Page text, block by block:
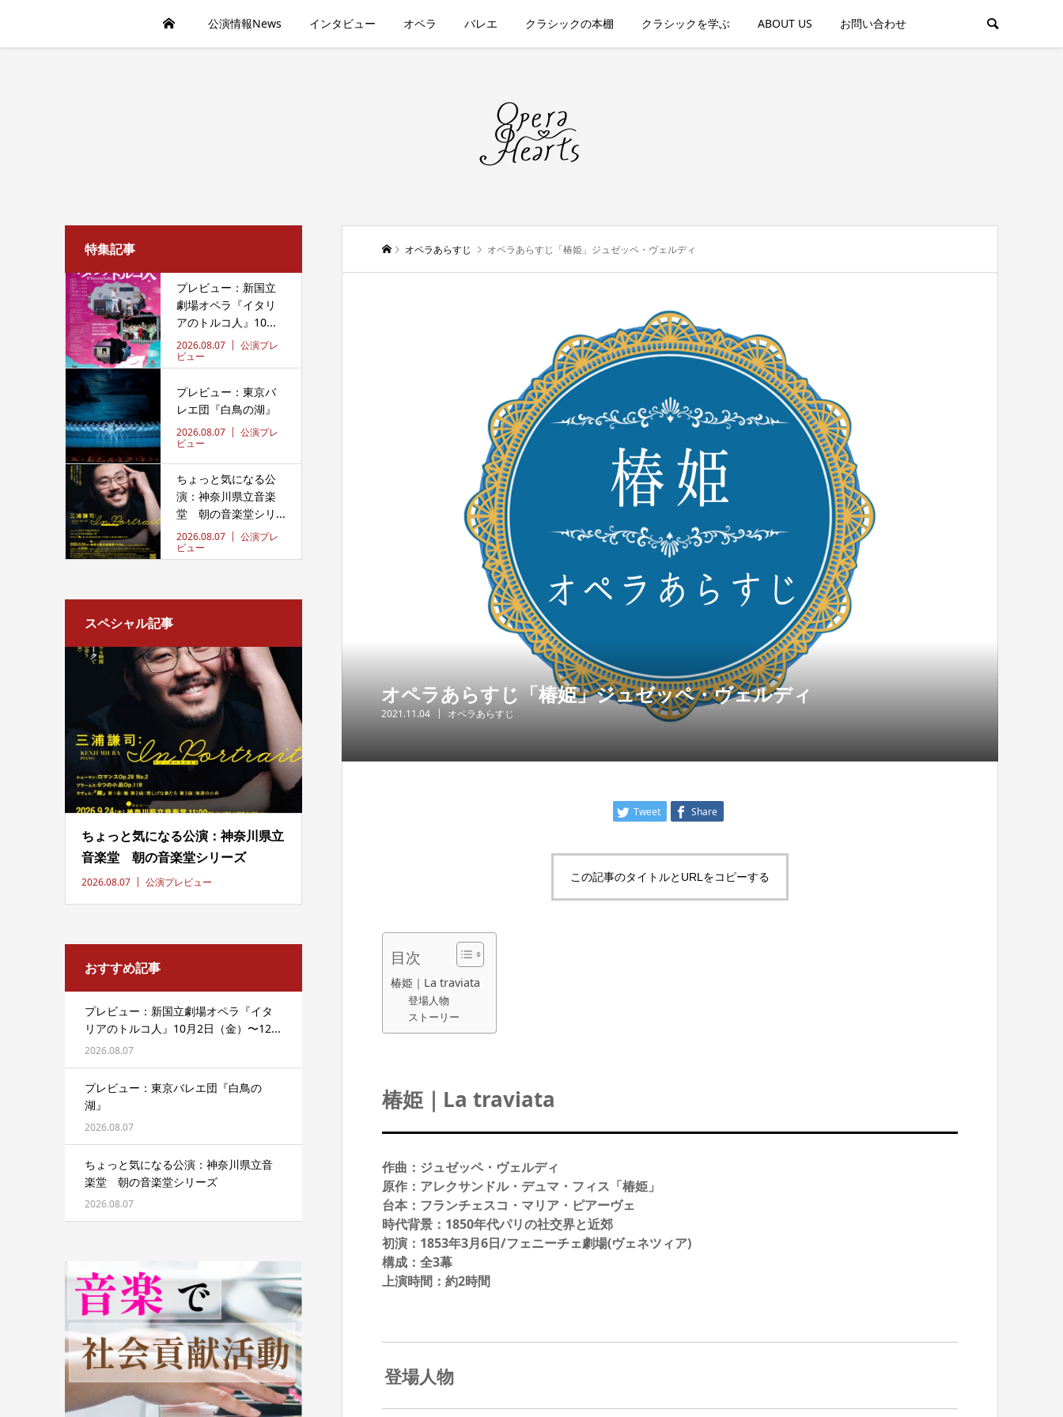
公演情報News インタビュー オペラ バレエ クラシックの本棚 クラシックを学ぶ ABOUT US お問い合わせ
オペラあらすじ オペラあらすじ「椿姫」ジュゼッペ・ヴェルディ
オペラあらすじ「椿姫」ジュゼッペ・ヴェルディ
2021.11.04 オペラあらすじ
Tweet Share
この記事のタイトルとURLをコピーする
目次
椿姫｜La traviata
登場人物
ストーリー
椿姫｜La traviata
作曲：ジュゼッペ・ヴェルディ
原作：アレクサンドル・デュマ・フィス「椿姫」
台本：フランチェスコ・マリア・ピアーヴェ
時代背景：1850年代パリの社交界と近郊
初演：1853年3月6日/フェニーチェ劇場(ヴェネツィア)
構成：全3幕
上演時間：約2時間
登場人物
特集記事
プレビュー：新国立
劇場オペラ『イタリ
アのトルコ人』10...
2026.08.07
公演プレ
ビュー
プレビュー：東京バ
レエ団『白鳥の湖』
2026.08.07
公演プレ
ビュー
ちょっと気になる公
演：神奈川県立音楽
堂 朝の音楽堂シリ...
2026.08.07
公演プレ
ビュー
スペシャル記事
ちょっと気になる公演：神奈川県立
音楽堂 朝の音楽堂シリーズ
2026.08.07 公演プレビュー
おすすめ記事
プレビュー：新国立劇場オペラ『イタ
リアのトルコ人』10月2日（金）〜12...
2026.08.07
プレビュー：東京バレエ団『白鳥の
湖』
2026.08.07
ちょっと気になる公演：神奈川県立音
楽堂 朝の音楽堂シリーズ
2026.08.07